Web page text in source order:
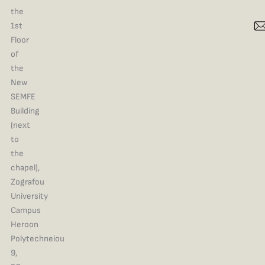
the
1st
Floor
of
the
New
SEMFE
Building
(next
to
the
chapel),
Zografou
University
Campus
Heroon
Polytechneiou
9,